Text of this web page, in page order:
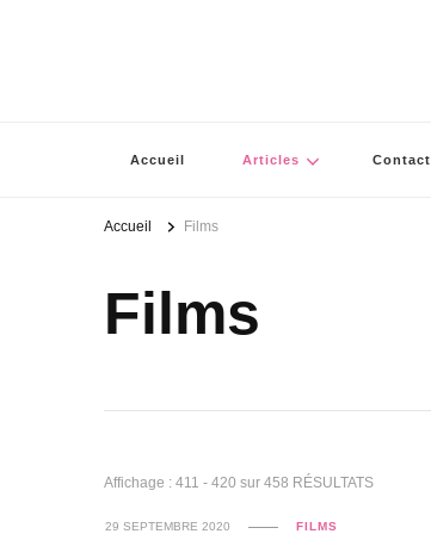
Accueil Articles Contact
Accueil Films
Films
Affichage : 411 - 420 sur 458 RÉSULTATS
29 SEPTEMBRE 2020 FILMS